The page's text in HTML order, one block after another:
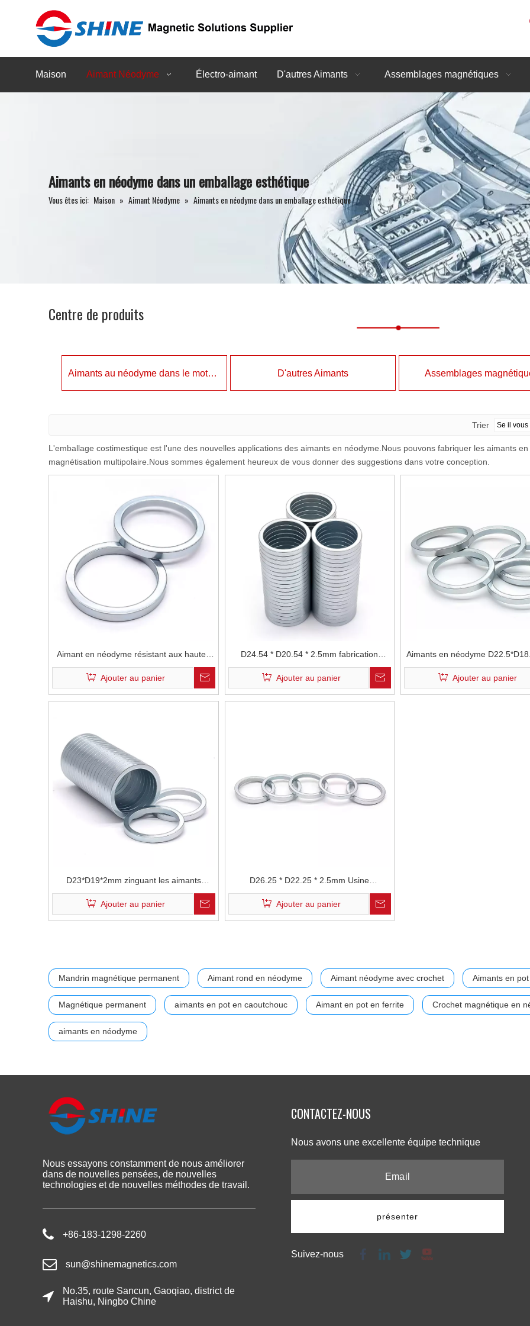
Maison Aimant Néodyme Électro-aimant D'autres Aimants Assemblages magnétiques
Aimants en néodyme dans un emballage esthétique
Vous êtes ici: Maison » Aimant Néodyme » Aimants en néodyme dans un emballage esthétique
Centre de produits
Aimants au néodyme dans le moteur D'autres Aimants Assemblages
Trier
L'emballage costimestique est l'une des nouvelles applications des aimants en néodyme.Nous pouvons fabriquer les aimants
magnétisation multipolaire.Nous sommes également heureux de vous donner des suggestions dans votre conception.
Aimant en néodyme résistant aux hautes
températures, emballage cosmétique D24 *
D20 * 2mm recouvert de Zinc de qualité
N35
Ajouter au panier
D24.54 * D20.54 * 2.5mm fabrication
professionnelle forme circulaire N35
emballage cosmétique aimant en néodyme
de terres rares
Ajouter au panier
Aimants en néodyme
dans un emballage
Ajouter au panier
D23*D19*2mm zinguant les aimants
annulaires en néodyme dans un emballage
costimestique
Ajouter au panier
D26.25 * D22.25 * 2.5mm Usine
Personnalisée Durable Résistant À L'usure
Forme Ronde Emballage Costimestique
Aimant Permanent En Néodyme
Ajouter au panier
Mandrin magnétique permanent Aimant rond en néodyme Aimant néodyme avec crochet Aimants en
Magnétique permanent aimants en pot en caoutchouc Aimant en pot en ferrite Crochet magnétique en
aimants en néodyme
Nous essayons constamment de nous améliorer
dans de nouvelles pensées, de nouvelles
technologies et de nouvelles méthodes de travail.
+86-183-1298-2260
sun@shinemagnetics.com
No.35, route Sancun, Gaoqiao, district de
Haishu, Ningbo Chine
CONTACTEZ-NOUS​​​​​​​
Nous avons une excellente équipe technique​​​​​​​
présenter
Suivez-nous